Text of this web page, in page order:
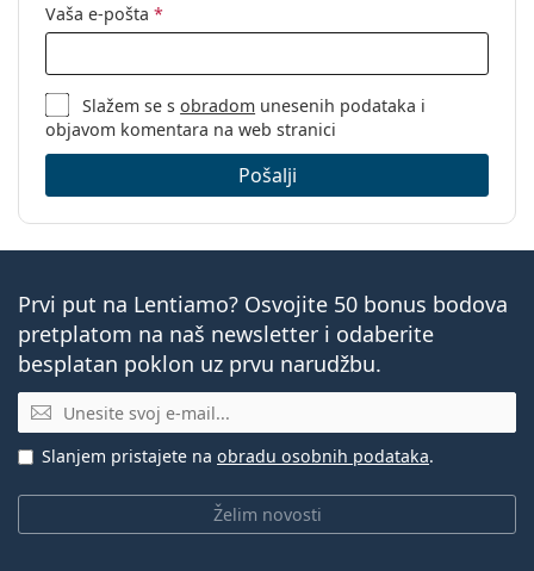
Vaša e-pošta *
Slažem se sobradom unesenih podataka i
objavom komentara na web stranici
Pošalji
Prvi put na Lentiamo? Osvojite 50 bonus bodova
pretplatom na naš newsletter i odaberite
besplatan poklon uz prvu narudžbu.
E-mail
Želim novosti
Slanjem pristajete na obradu osobnih podataka.